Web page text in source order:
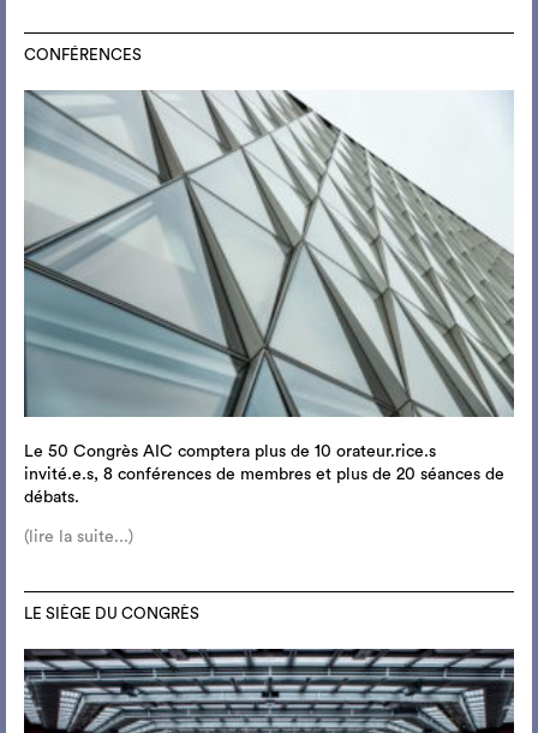
CONFÉRENCES
Le 50 Congrès AIC comptera plus de 10 orateur.rice.s
invité.e.s, 8 conférences de membres et plus de 20 séances de
débats.
(lire la suite...)
LE SIÈGE DU CONGRÈS